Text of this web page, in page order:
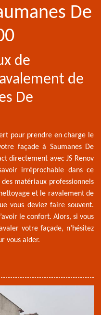
De
de
de
De
pour prendre en charge le
façade à Saumanes De
directement avec JS Renov
irréprochable dans ce
matériaux professionnels
et le ravalement de
vous deviez faire souvent.
le confort. Alors, si vous
votre façade, n’hésitez
vous aider.